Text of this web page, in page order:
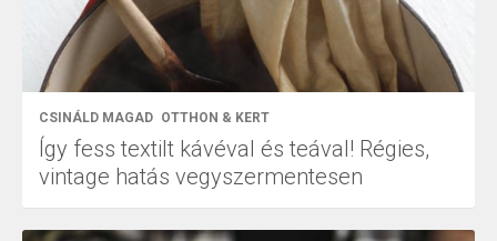
CSINÁLD MAGAD OTTHON & KERT
Így fess textilt kávéval és teával! Régies,
vintage hatás vegyszermentesen